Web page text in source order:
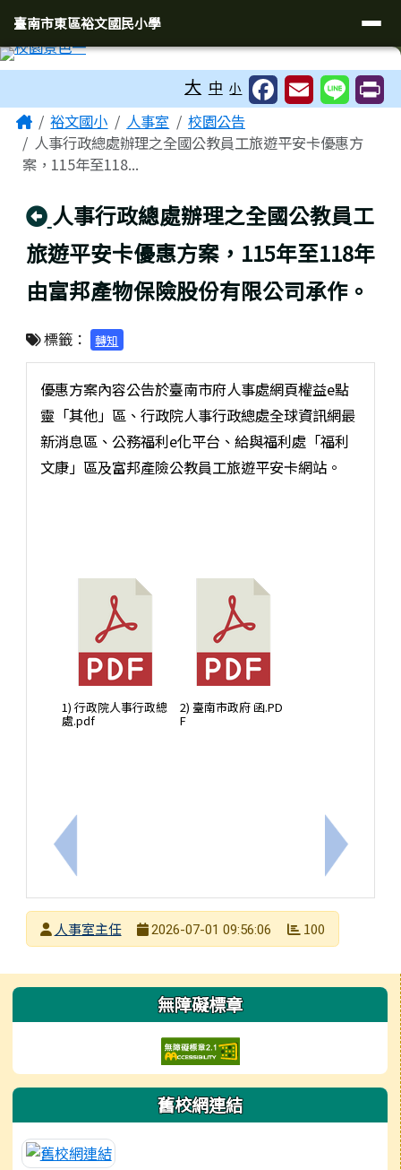
臺南市東區裕文國民小學
導覽列
臺南市東區裕文國民小學
大 中 小
主內容區域
Home裕文國小 人事室
校園公告
人事行政總處辦理之全國公教員工旅遊平安卡優惠方
案，115年至118...
回上頁
人事行政總處辦理之全國公教員工
旅遊平安卡優惠方案，115年至118年
由富邦產物保險股份有限公司承作。
標籤： 轉知
上一筆：公務員赴港澳管制及違法懲處原則
優惠方案內容公告於臺南市府人事處網頁權益e點
靈「其他」區、行政院人事行政總處全球資訊網最
新消息區、公務福利e化平台、給與福利處「福利
文康」區及富邦產險公教員工旅遊平安卡網站。
1) 行政院人事行政總
處.pdf
2) 臺南市政府 函.PD
F
下一筆：
發布者人事室主任
2026-07-01 09:56:06 100
左邊區域內容 無障礙標章
舊校網連結
頁尾區域